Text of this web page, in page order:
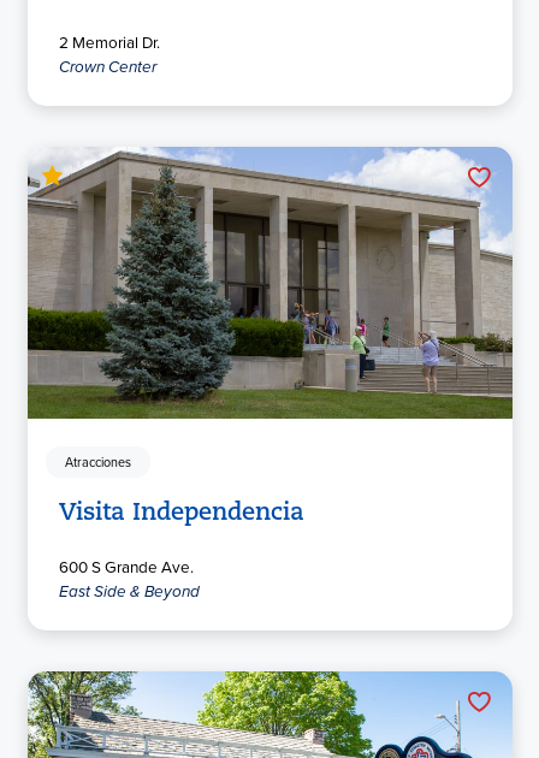
2 Memorial Dr.
Crown Center
Atracciones
Visita Independencia
600 S Grande Ave.
East Side & Beyond